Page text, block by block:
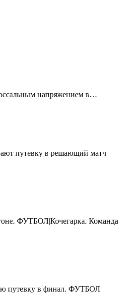
напряжением в…
путевку в решающий матч
ФУТБОЛ|Кочегарка. Команда
путевку в финал. ФУТБОЛ|